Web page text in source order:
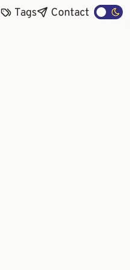
Tags Contact